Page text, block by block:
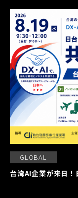
GLOBAL
台湾AI企業が来日